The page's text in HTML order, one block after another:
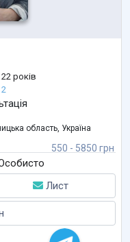
22 років
2
550 - 5850 грн
область, Україна
Лист